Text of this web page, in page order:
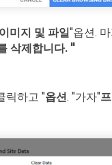
미지 및 파일"옵션.
삭제합니다. "
릭하고 "옵션. "가자"